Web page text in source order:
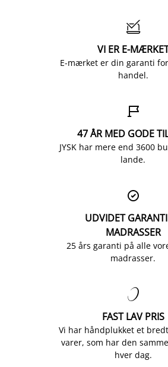

VI ER E-
E-mærket er din garanti
handel.

47 ÅR MED GODE
JYSK har mere end 3600
lande.

UDVIDET
MADRASSER
25 års garanti på alle
madrasser.

FAST LAV PRIS
Vi har håndplukket et
varer, som har den
hver dag.